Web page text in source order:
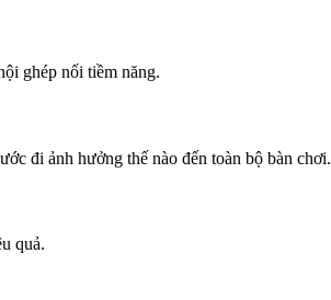
ghép nối tiềm năng.
đi ảnh hưởng thế nào đến toàn bộ bàn chơi.
quả.